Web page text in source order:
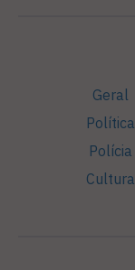
Geral
Política
Polícia
Cultura